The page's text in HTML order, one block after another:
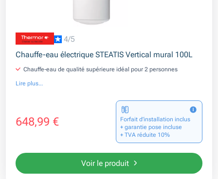
4/5
Chauffe-eau électrique STEATIS Vertical mural 100L
Chauffe-eau de qualité supérieure idéal pour 2 personnes
Lire plus...
648,99 €
Forfait d’installation inclus
+ garantie pose incluse
+ TVA réduite 10%
Voir le produit